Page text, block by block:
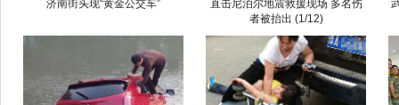
济南街头现“黄金公交车”
直击尼泊尔地震救援现场 多名伤
者被抬出 (1/12)